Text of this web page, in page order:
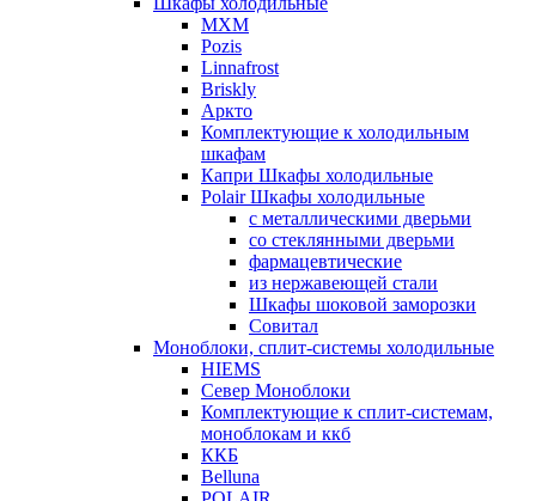
МХМ
Pozis
Linnafrost
Briskly
Аркто
Комплектующие к холодильным
шкафам
Капри Шкафы холодильные
Polair Шкафы холодильные
с металлическими дверьми
со стеклянными дверьми
фармацевтические
из нержавеющей стали
Шкафы шоковой заморозки
Совитал
Моноблоки, сплит-системы холодильные
HIEMS
Север Моноблоки
Комплектующие к сплит-системам,
моноблокам и ккб
ККБ
Belluna